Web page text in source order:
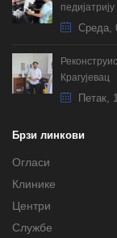
Cреда,
Крагујевац
Петак,
Брзи линкови
Огласи
Клинике
Центри
Службе